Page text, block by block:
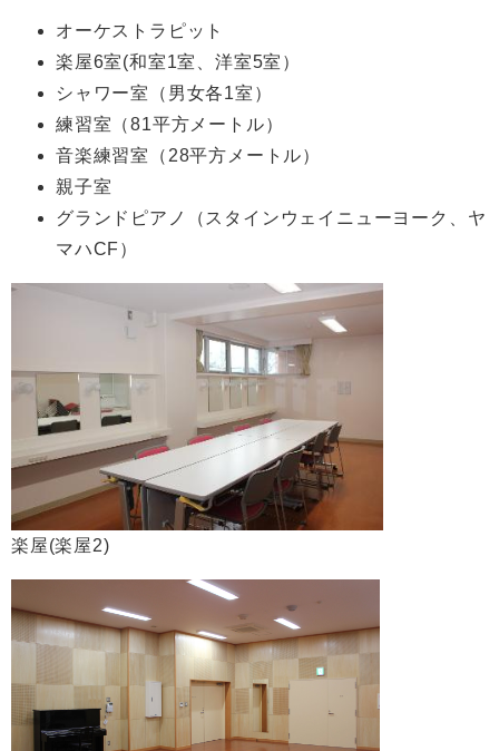
オーケストラピット
楽屋6室(和室1室、洋室5室）
シャワー室（男女各1室）
練習室（81平方メートル）
音楽練習室（28平方メートル）
親子室
グランドピアノ（スタインウェイニューヨーク、ヤ
マハCF）
楽屋(楽屋2)